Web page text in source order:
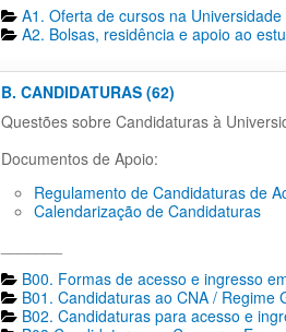
A1. Oferta de cursos na
A2. Bolsas, residência e apoio ao
B. CANDIDATURAS (62)
Questões sobre Candidaturas à
Documentos de Apoio:
Regulamento de Candidaturas de
Calendarização de Candidaturas
B00. Formas de acesso e ingresso
B01. Candidaturas ao CNA / Regime
B02. Candidaturas para acesso e